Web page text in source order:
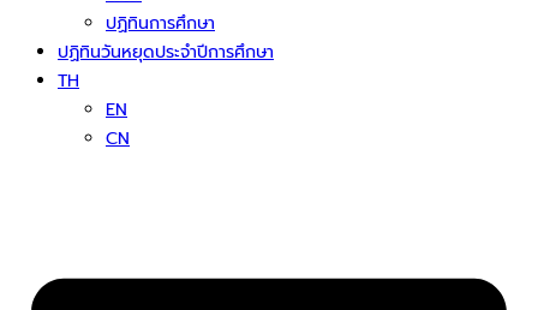
ปฏิทินการศึกษา
ปฏิทินวันหยุดประจำปีการศึกษา
TH
EN
CN